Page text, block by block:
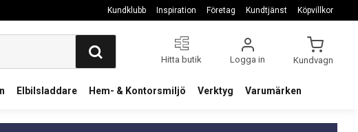
Kundklubb Inspiration Företag Kundtjänst Köpvillkor
Hitta butik Logga in Kundvagn
Elbilsladdare Hem- & Kontorsmiljö Verktyg Varumärken